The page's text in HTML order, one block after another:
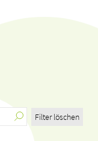
Filter löschen